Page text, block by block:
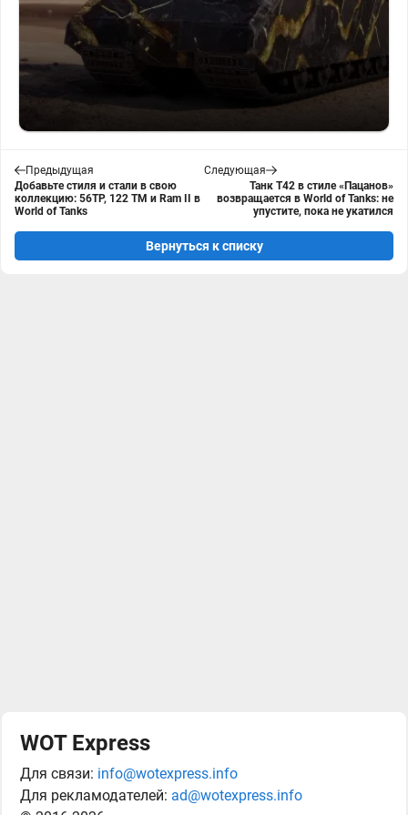
Предыдущая
Добавьте стиля и стали в свою
коллекцию: 56TP, 122 TM и Ram II в
World of Tanks
Следующая
Танк T42 в стиле «Пацанов»
возвращается в World of Tanks: не
упустите, пока не укатился
Вернуться к списку
WOT Express
Для связи: info@wotexpress.info
Для рекламодателей: ad@wotexpress.info